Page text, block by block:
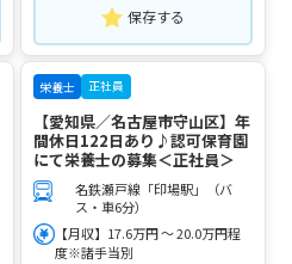
保存する
栄養士 正社員
【愛知県／名古屋市守山区】年
間休日122日あり♪認可保育園
にて栄養士の募集＜正社員＞
名鉄瀬戸線「印場駅」（バ
ス・車6分）
【月収】17.6万円 ～ 20.0万円程
度※諸手当別